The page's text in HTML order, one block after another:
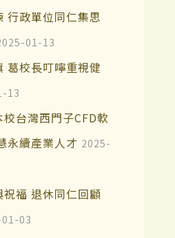
行政單位同仁集思
01-13
葛校長叮嚀重視健
13
台灣西門子CFD軟
永續產業人才 2025-
福 退休同仁回顧
03